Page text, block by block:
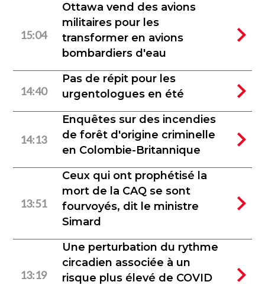
15:04
Ottawa vend des avions
militaires pour les
transformer en avions
bombardiers d'eau
14:40
Pas de répit pour les
urgentologues en été
14:13
Enquêtes sur des incendies
de forêt d'origine criminelle
en Colombie-Britannique
13:51
Ceux qui ont prophétisé la
mort de la CAQ se sont
fourvoyés, dit le ministre
Simard
13:19
Une perturbation du rythme
circadien associée à un
risque plus élevé de COVID